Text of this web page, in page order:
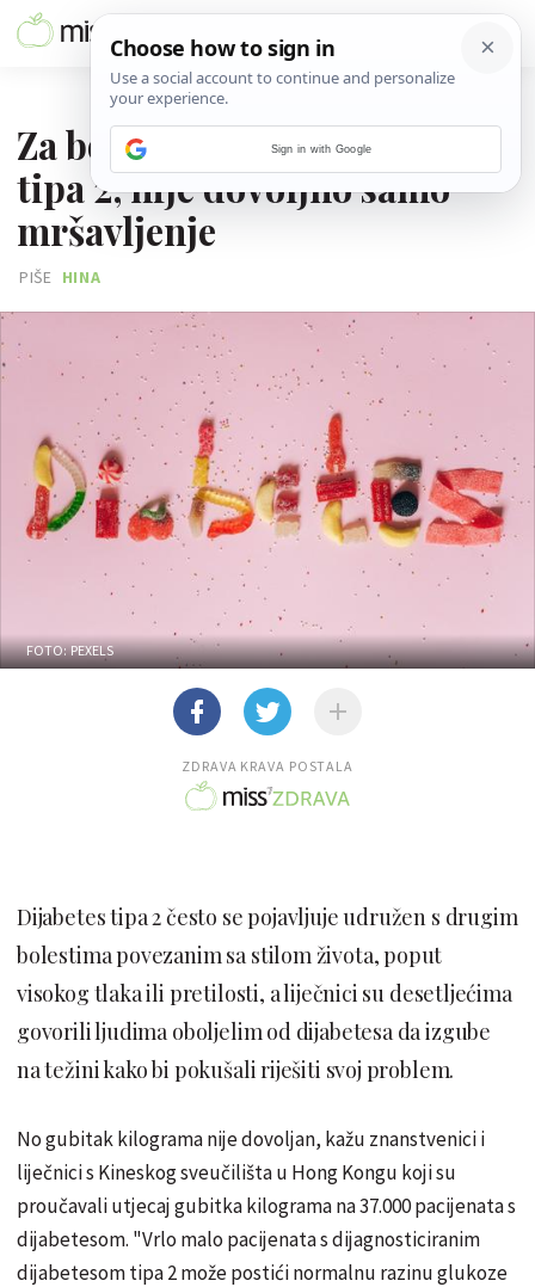
Za borbu protiv dijabetesa
tipa 2, nije dovoljno samo
mršavljenje
PIŠE HINA
FOTO: PEXELS
ZDRAVA KRAVA POSTALA
Dijabetes tipa 2 često se pojavljuje udružen s drugim
bolestima povezanim sa stilom života, poput
visokog tlaka ili pretilosti, a liječnici su desetljećima
govorili ljudima oboljelim od dijabetesa da izgube
na težini kako bi pokušali riješiti svoj problem.
No gubitak kilograma nije dovoljan, kažu znanstvenici i
liječnici s Kineskog sveučilišta u Hong Kongu koji su
proučavali utjecaj gubitka kilograma na 37.000 pacijenata s
dijabetesom. "Vrlo malo pacijenata s dijagnosticiranim
dijabetesom tipa 2 može postići normalnu razinu glukoze
Sign in with Google